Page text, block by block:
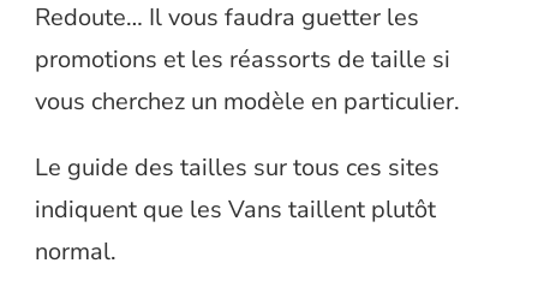
Redoute… Il vous faudra guetter les
promotions et les réassorts de taille si
vous cherchez un modèle en particulier.
Le guide des tailles sur tous ces sites
indiquent que les Vans taillent plutôt
normal.